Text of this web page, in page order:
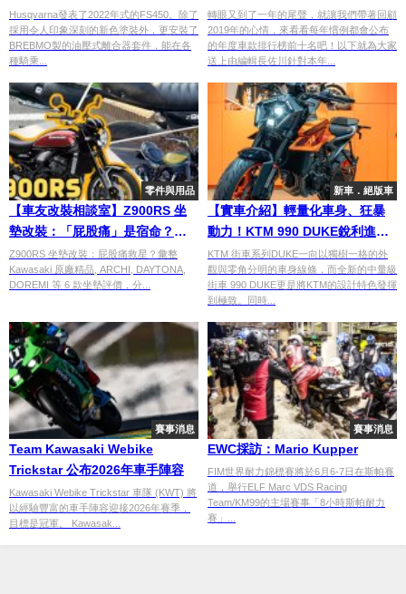
Husqvarna發表了2022年式的FS450。除了
採用令人印象深刻的新色塗裝外，更安裝了
BREBMO製的油壓式離合器套件，能在各
種騎乘...
轉眼又到了一年的尾聲，就讓我們帶著回顧
2019年的心情，來看看每年慣例都會公布
的年度車款排行榜前十名吧！以下就為大家
送上由編輯長佐川針對本年...
零件與用品
【車友改裝相談室】Z900RS 坐
墊改裝：「屁股痛」是宿命？
「外觀」與「舒適」的終極對決
｜台日車友評價匯總
Z900RS 坐墊改裝：屁股痛救星？彙整
Kawasaki 原廠精品, ARCHI, DAYTONA,
DOREMI 等 6 款坐墊評價，分...
新車．絕版車
【實車介紹】輕量化車身、狂暴
動力！KTM 990 DUKE銳利進化
挑戰中量級街車極限
KTM 街車系列DUKE一向以獨樹一格的外
觀與零角分明的車身線條，而全新的中量級
街車 990 DUKE更是將KTM的設計特色發揮
到極致。同時...
賽事消息
Team Kawasaki Webike
Trickstar 公布2026年車手陣容
Kawasaki Webike Trickstar 車隊 (KWT) 將
以經驗豐富的車手陣容迎接2026年賽季，
目標是冠軍。 Kawasak...
賽事消息
EWC採訪：Mario Kupper
FIM世界耐力錦標賽將於6月6-7日在斯帕賽
道，舉行ELF Marc VDS Racing
Team/KM99的主場賽事「8小時斯帕耐力
賽」...